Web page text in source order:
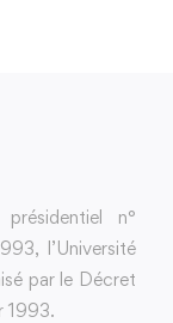
n°
l’Université
par le Décret
1993.